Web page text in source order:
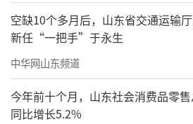
也与林吉荣（林瑞阳）、
关：有两家公司林吉荣是法
家名叫“上海淘不庭文化传
吉荣是总经理、张淑琴是监
另外，天眼查显示，陶
空缺10个多月后，山东省交通运输
新任“一把手”于永生
中华网山东频道
今年前十个月，山东社会消费品零
同比增长5.2%